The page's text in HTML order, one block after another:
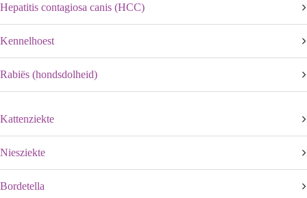
Hepatitis contagiosa canis (HCC)
Kennelhoest
Rabiës (hondsdolheid)
Kattenziekte
Niesziekte
Bordetella